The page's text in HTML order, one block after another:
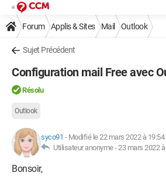
Forum Applis & Sites Mail Outlook
Sujet Précédent
Configuration mail Free avec
Résolu
Outlook
syco91 - Modifié le 22 mars 2022 à 19:54
Utilisateur anonyme -23 mars 2022
Bonsoir,